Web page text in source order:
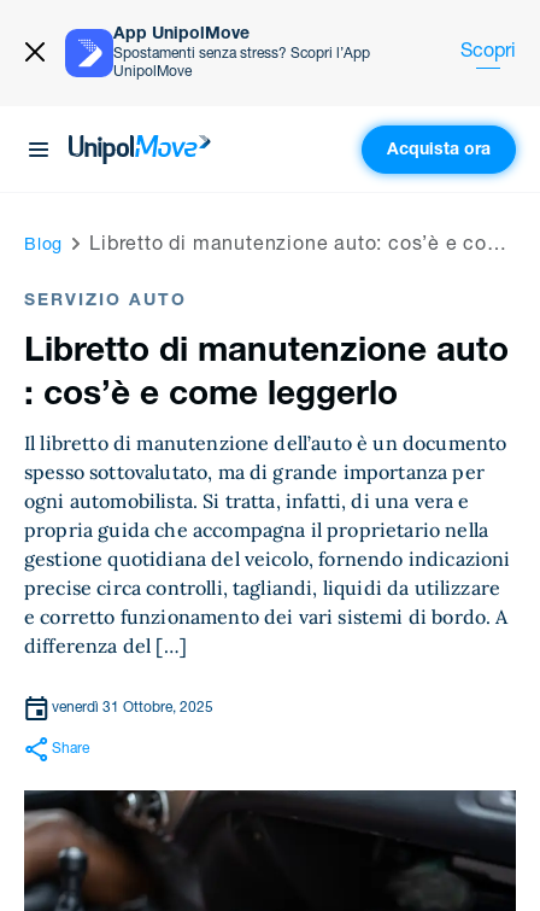
App UnipolMove
Spostamenti senza stress? Scopri l’App
UnipolMove
Scopri
UnipolMove Acquista ora
Blog Libretto di manutenzione auto​: cos’è e come leggerlo
SERVIZIO AUTO
Libretto di manutenzione auto​
: cos’è e come leggerlo
Il libretto di manutenzione dell’auto è un documento
spesso sottovalutato, ma di grande importanza per
ogni automobilista. Si tratta, infatti, di una vera e
propria guida che accompagna il proprietario nella
gestione quotidiana del veicolo, fornendo indicazioni
precise circa controlli, tagliandi, liquidi da utilizzare
e corretto funzionamento dei vari sistemi di bordo. A
differenza del […]
venerdì 31 Ottobre, 2025
Share